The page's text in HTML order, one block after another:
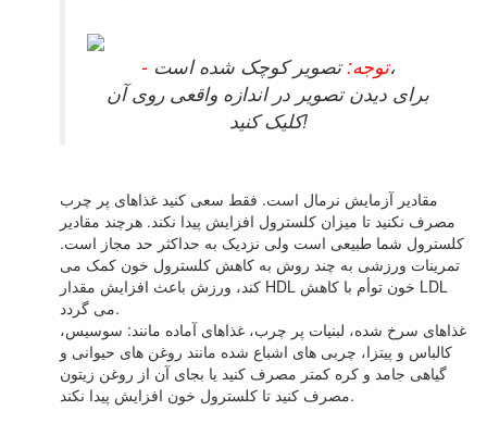
- توجه:تصویر کوچک شده است،
برای دیدن تصویر در اندازه واقعی روی آن
کلیک کنید!
مقادیر آزمایش نرمال است. فقط سعی کنید غذاهای پر چرب
مصرف نکنید تا میزان کلسترول افزایش پیدا نکند. هرچند مقادیر
کلسترول شما طبیعی است ولی نزدیک به حداکثر حد مجاز است.
تمرینات ورزشی به چند روش به کاهش کلسترول خون کمک می
کند، ورزش باعث افزایش مقدار HDL خون توأم با کاهش LDL
می گردد.
غذاهای سرخ شده، لبنیات پر چرب، غذاهای آماده مانند: سوسیس،
کالباس و پیتزا، چربی های اشباع شده مانند روغن های حیوانی و
گیاهی جامد و کره کمتر مصرف کنید یا بجای آن از روغن زیتون
مصرف کنید تا کلسترول خون افزایش پیدا نکند.